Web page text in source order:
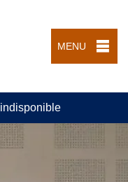
MENU
indisponible